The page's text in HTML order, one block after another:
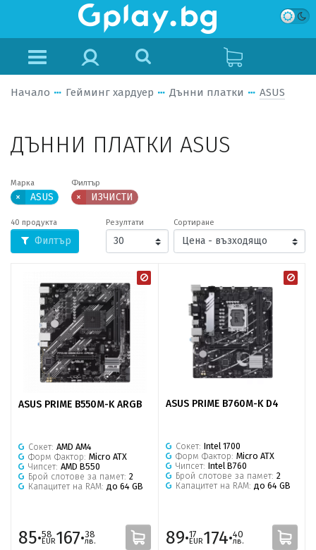
Начало Гейминг хардуер Дънни платки ASUS
ДЪННИ ПЛАТКИ ASUS
Марка
× ASUS
Филтър
× ИЗЧИСТИ
40 продукта
Филтър
Резултати Сортиране
ASUS PRIME B550M-K ARGB
Сокет: AMD AM4
Форм Фактор: Micro ATX
Чипсет: AMD B550
Брой слотове за памет: 2
Капацитет на RAM: до 64 GB
85·58
EUR167·38
лв.
ASUS PRIME B760M-K D4
Сокет: Intel 1700
Форм Фактор: Micro ATX
Чипсет: Intel B760
Брой слотове за памет: 2
Капацитет на RAM: до 64 GB
89·17
EUR174·40
лв.